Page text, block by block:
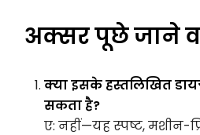
अक्सर पूछे जाने
क्या इसके हस्तलिखित
सकता है?
ए: नहीं—यह स्पष्ट, मशीन-